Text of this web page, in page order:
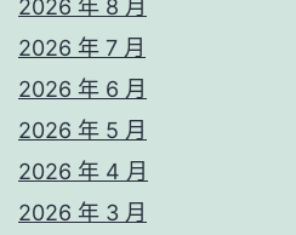
2026 年 8 月
2026 年 7 月
2026 年 6 月
2026 年 5 月
2026 年 4 月
2026 年 3 月